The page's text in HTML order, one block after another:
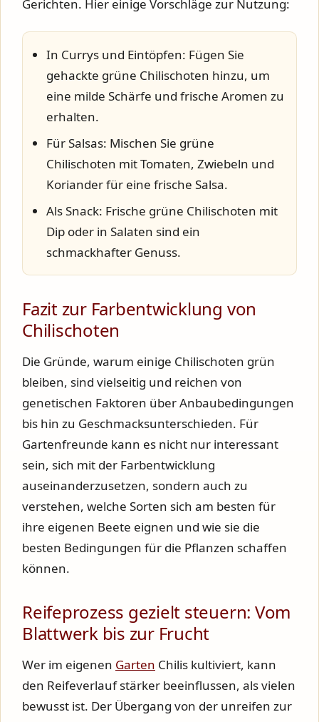
Gerichten. Hier einige Vorschläge zur Nutzung:
In Currys und Eintöpfen: Fügen Sie
gehackte grüne Chilischoten hinzu, um
eine milde Schärfe und frische Aromen zu
erhalten.
Für Salsas: Mischen Sie grüne
Chilischoten mit Tomaten, Zwiebeln und
Koriander für eine frische Salsa.
Als Snack: Frische grüne Chilischoten mit
Dip oder in Salaten sind ein
schmackhafter Genuss.
Fazit zur Farbentwicklung von
Chilischoten
Die Gründe, warum einige Chilischoten grün
bleiben, sind vielseitig und reichen von
genetischen Faktoren über Anbaubedingungen
bis hin zu Geschmacksunterschieden. Für
Gartenfreunde kann es nicht nur interessant
sein, sich mit der Farbentwicklung
auseinanderzusetzen, sondern auch zu
verstehen, welche Sorten sich am besten für
ihre eigenen Beete eignen und wie sie die
besten Bedingungen für die Pflanzen schaffen
können.
Reifeprozess gezielt steuern: Vom
Blattwerk bis zur Frucht
Wer im eigenen Garten Chilis kultiviert, kann
den Reifeverlauf stärker beeinflussen, als vielen
bewusst ist. Der Übergang von der unreifen zur